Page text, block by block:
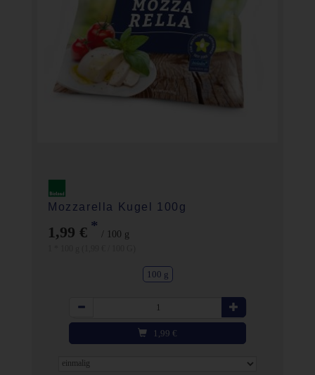
Mozzarella Kugel 100g
1,99 € * / 100 g
100 g
Anzahl
1,99 €